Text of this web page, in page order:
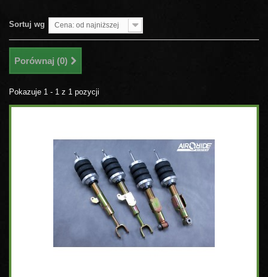
Sortuj wg Cena: od najniższej
Porównaj (0)
Pokazuje 1 - 1 z 1 pozycji